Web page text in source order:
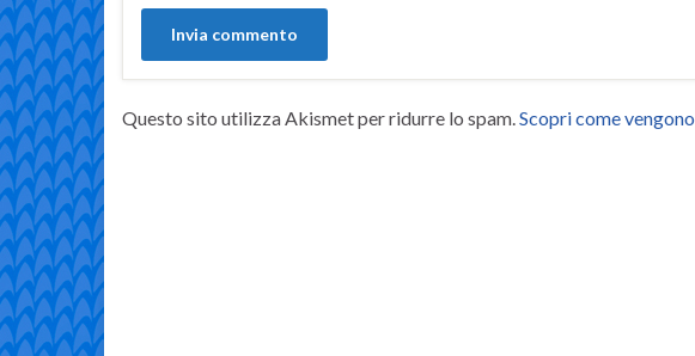
Questo sito utilizza Akismet per ridurre lo spam.Scopri come